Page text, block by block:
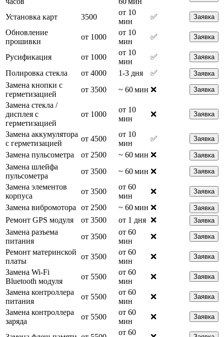
Установка карт 3500
от 10
мин
✅ Заявка
Обновление
прошивки
от 1000
от 10
мин
✅ Заявка
Русификация от 1000
от 10
мин
✅ Заявка
Полировка стекла от 4000 1-3 дня ✅ Заявка
Замена кнопки с
герметизацией
от 3500 ~ 60 мин ❌ Заявка
Замена стекла /
дисплея с
герметизацией
от 1000
от 10
мин
❌ Заявка
Замена аккумулятора
с герметизацией
от 4500
от 10
мин
✅ Заявка
Замена пульсометра от 2500 ~ 60 мин ❌ Заявка
Замена шлейфа
пульсометра
от 3500 ~ 60 мин ❌ Заявка
Замена элементов
корпуса
от 3500
от 60
мин
❌ Заявка
Замена вибромотора от 2500 ~ 60 мин ❌ Заявка
Ремонт GPS модуля от 3500 от 1 дня ❌ Заявка
Замена разъема
питания
от 3500
от 60
мин
❌ Заявка
Ремонт материнской
платы
от 3500
от 60
мин
❌ Заявка
Замена Wi-Fi
Bluetooth модуля
от 5500
от 60
мин
❌ Заявка
Замена контроллера
питания
от 5500
от 60
мин
❌ Заявка
Замена контроллера
заряда
от 5500
от 60
мин
❌ Заявка
от 60